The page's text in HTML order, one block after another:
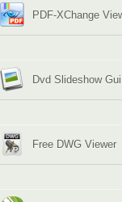
PDF-XChange
Dvd Slideshow Gui
Free DWG Viewer